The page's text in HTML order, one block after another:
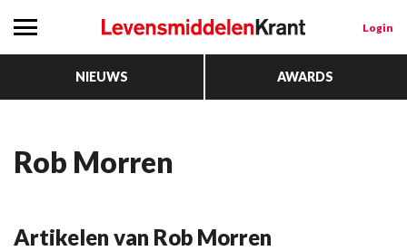
Login
NIEUWS AWARDS
Rob Morren
Artikelen van Rob Morren